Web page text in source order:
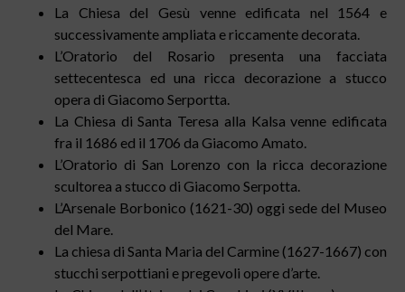
La Chiesa del Gesù venne edificata nel 1564 e
successivamente ampliata e riccamente decorata.
L’Oratorio del Rosario presenta una facciata
settecentesca ed una ricca decorazione a stucco
opera di Giacomo Serportta.
La Chiesa di Santa Teresa alla Kalsa venne edificata
fra il 1686 ed il 1706 da Giacomo Amato.
L’Oratorio di San Lorenzo con la ricca decorazione
scultorea a stucco di Giacomo Serpotta.
L’Arsenale Borbonico (1621-30) oggi sede del Museo
del Mare.
La chiesa di Santa Maria del Carmine (1627-1667) con
stucchi serpottiani e pregevoli opere d’arte.